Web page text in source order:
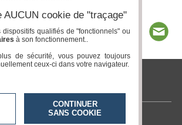
AUCUN cookie de "traçage"
qualifiés de "fonctionnels" ou
à son fonctionnement..
de sécurité, vous pouvez toujours
ceux-ci dans votre navigateur.
CONTINUER
SANS COOKIE